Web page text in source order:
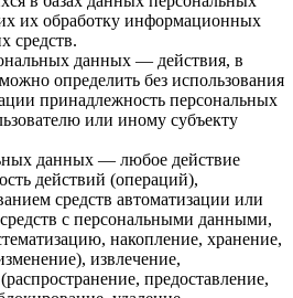
их обработку информационных
средств.
данных — действия, в
определить без использования
принадлежность персональных
или иному субъекту
данных — любое действие
действий (операций),
средств автоматизации или
с персональными данными,
накопление, хранение,
извлечение,
предоставление,